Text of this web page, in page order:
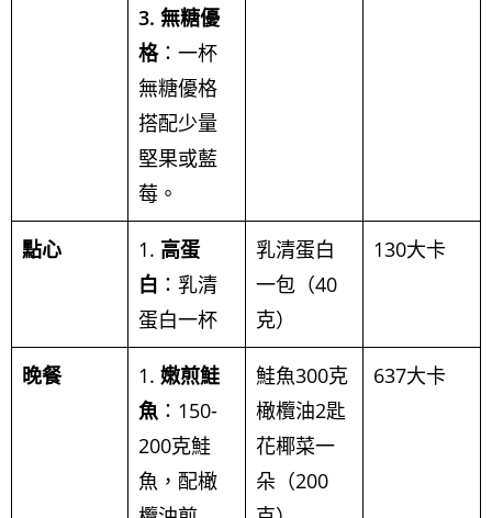
3. 無糖優
格：一杯
無糖優格
搭配少量
堅果或藍
莓。
點心 1. 高蛋
白 ：乳清
蛋白一杯
乳清蛋白
一包（40
克）
130大卡
晚餐 1. 嫩煎鮭
魚 ：150-
200克鮭
魚，配橄
鮭魚300克
橄欖油2匙
花椰菜一
朵（200
637大卡